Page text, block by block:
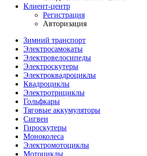
Клиент-центр
Регистрация
Авторизация
Зимний транспорт
Электросамокаты
Электровелосипеды
Электроскутеры
Электроквадроциклы
Квадроциклы
Электротрициклы
Гольфкары
Тяговые аккумуляторы
Сигвеи
Гироскутеры
Моноколеса
Электромотоциклы
Мотоциклы